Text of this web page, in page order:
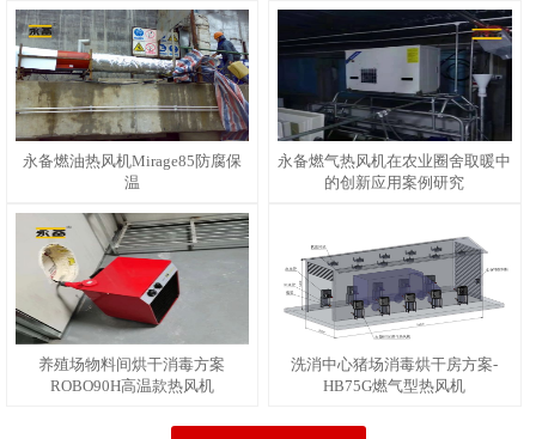
永备燃油热风机Mirage85防腐保
温
永备燃气热风机在农业圈舍取暖中
的创新应用案例研究
养殖场物料间烘干消毒方案
ROBO90H高温款热风机
洗消中心猪场消毒烘干房方案-
HB75G燃气型热风机